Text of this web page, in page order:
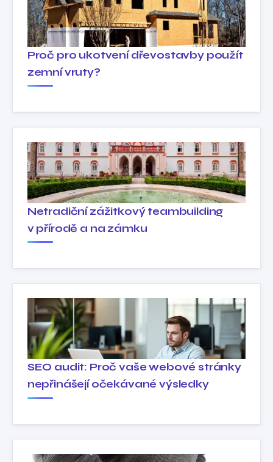
Proč pro ukotvení dřevostavby použít
zemní vruty?
Netradiční zážitkový teambuilding
v přírodě a na zámku
SEO audit: Proč vaše webové stránky
nepřinášejí očekávané výsledky